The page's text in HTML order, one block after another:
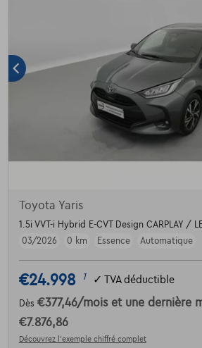
Toyota Yaris
1.5i VVT-i Hybrid E-CVT Design CARPLAY /
03/2026
0 km Essence Automatique
€24.998 1 ✓ TVA déductible
Dès €377,46/mois et une dernière
€7.876,86
Découvrez l’exemple chiffré complet